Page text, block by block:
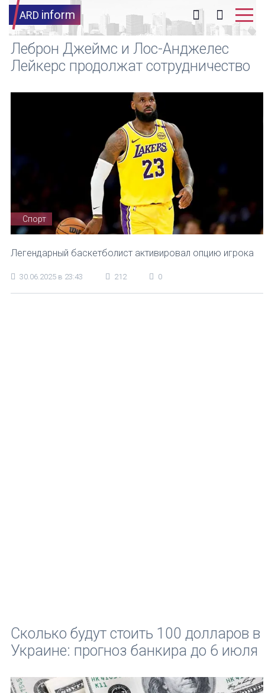
ARD inform
Леброн Джеймс и Лос-Анджелес
Лейкерс продолжат сотрудничество
Спорт
Легендарный баскетболист активировал опцию игрока
30.06.2025 в 23:43 212 0
Сколько будут стоить 100 долларов в
Украине: прогноз банкира до 6 июля